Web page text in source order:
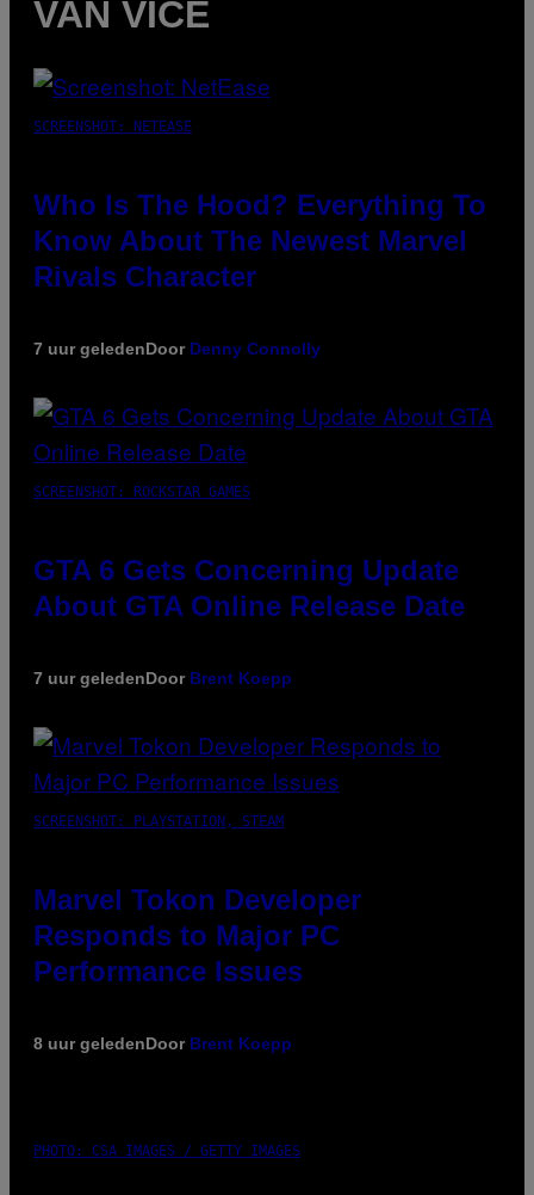
VAN VICE
SCREENSHOT: NETEASE
Who Is The Hood? Everything To
Know About The Newest Marvel
Rivals Character
7 uur geledenDoor Denny Connolly
SCREENSHOT: ROCKSTAR GAMES
GTA 6 Gets Concerning Update
About GTA Online Release Date
7 uur geledenDoor Brent Koepp
SCREENSHOT: PLAYSTATION, STEAM
Marvel Tokon Developer
Responds to Major PC
Performance Issues
8 uur geledenDoor Brent Koepp
PHOTO: CSA IMAGES / GETTY IMAGES